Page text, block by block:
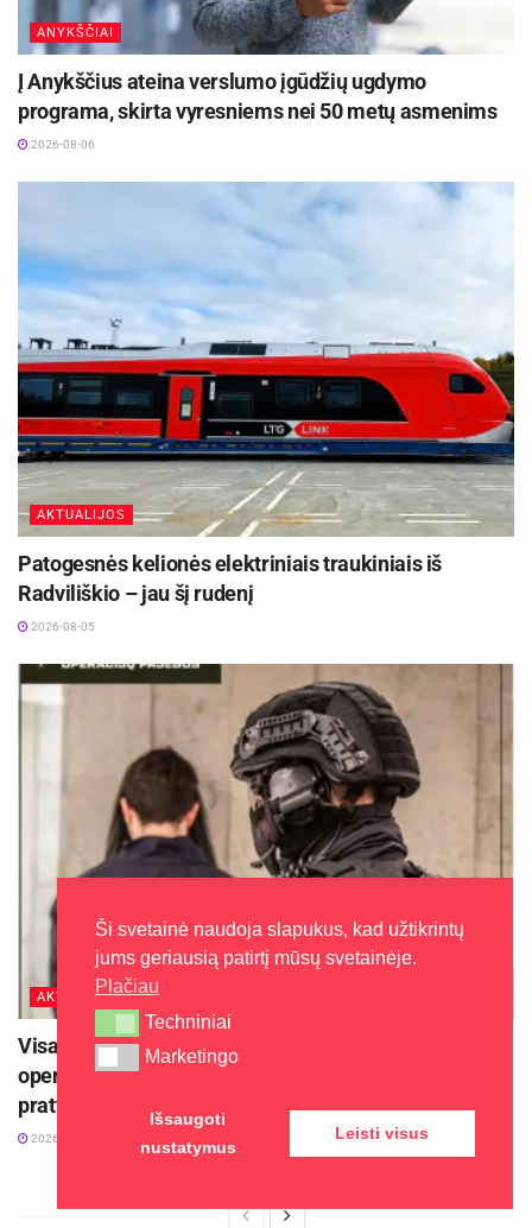
ANYKŠČIAI
Į Anykščius ateina verslumo įgūdžių ugdymo
programa, skirta vyresniems nei 50 metų asmenims
2026-08-06
AKTUALIJOS
Patogesnės kelionės elektriniais traukiniais iš
Radviliškio – jau šį rudenį
2026-08-05
AKTUALIJOS
Visagino savivaldybės teritorijoje Antiteroristinių
operacijų rinktinė „Aras“ organizuoja tarptautines
pratybas „Baltic Shadow“
2026-08-05
Ši svetainė naudoja slapukus, kad užtikrintų
jums geriausią patirtį mūsų svetainėje.
Plačiau
Techniniai
Techniniai
Marketingo
Marketingo
Išsaugoti
nustatymus
Leisti visus